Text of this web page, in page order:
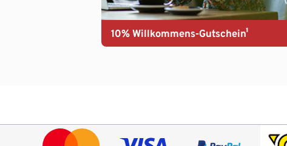
10% Willkommens-Gutschein¹